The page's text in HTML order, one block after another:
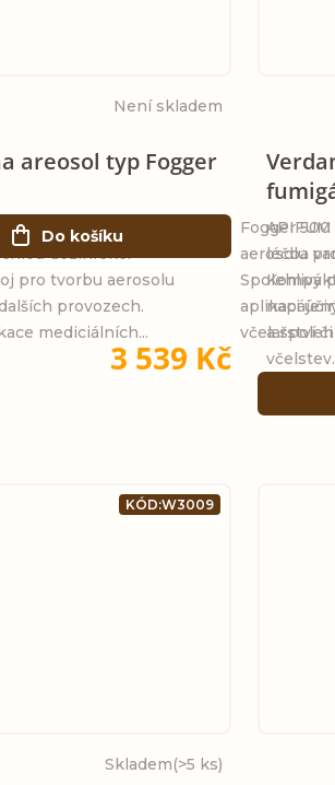
vyvíječ
dezinfekci
pro tvorbu aerosolu
provozech.
mediciálních...
areosol typ Fogger
Není skladem
3 539 Kč
Do košíku
Fogger
aerosolu
Spolehlivý
aplikaci
včelařství
léčba
a
včelstev.
Skladem(>5 ks)
KÓD:W3009